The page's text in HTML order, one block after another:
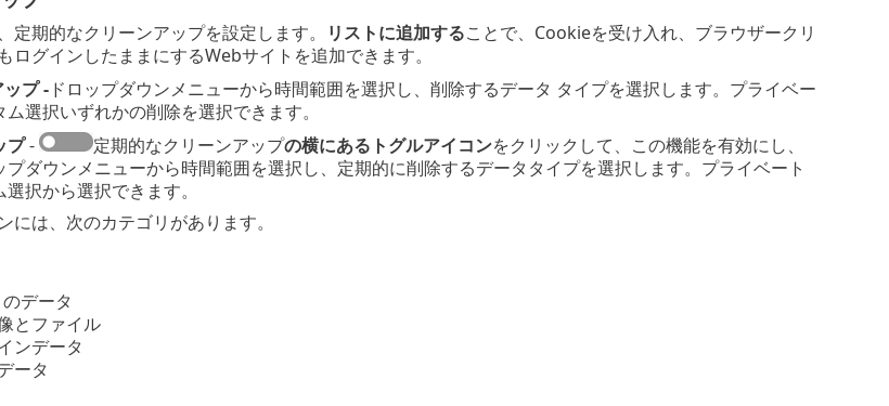
定期的なクリーンアップを設定します。 リストに追加することで、Cookieを受け入れ、ブラウザークリ
ログインしたままにするWebサイトを追加できます。
プ -ドロップダウンメニューから時間範囲を選択し、削除するデータ タイプを選択します。プライベー
選択いずれかの削除を選択できます。
プ- 定期的なクリーンアップの横にあるトグルアイコンをクリックして、この機能を有効にし、
ダウンメニューから時間範囲を選択し、定期的に削除するデータタイプを選択します。プライベート
択から選択できます。
には、次のカテゴリがあります。
データ
とファイル
ンデータ
ータ